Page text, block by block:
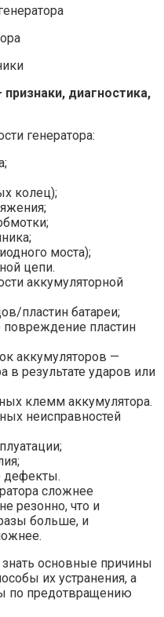
диагностика,
генератора:
колец);
моста);
цепи.
аккумуляторной
пластин батареи;
повреждение пластин
аккумуляторов —
в результате ударов или
клемм аккумулятора.
неисправностей
дефекты.
сложнее
резонно, что и
больше, и
основные причины
их устранения, а
по предотвращению